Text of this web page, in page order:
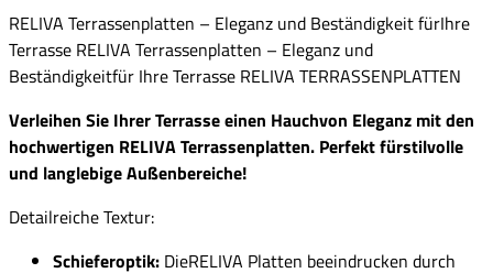
RELIVA Terrassenplatten – Eleganz und Beständigkeit fürIhre
Terrasse RELIVA Terrassenplatten – Eleganz und
Beständigkeitfür Ihre Terrasse RELIVA TERRASSENPLATTEN
Verleihen Sie Ihrer Terrasse einen Hauchvon Eleganz mit den
hochwertigen RELIVA Terrassenplatten. Perfekt fürstilvolle
und langlebige Außenbereiche!
Detailreiche Textur:
Schieferoptik: DieRELIVA Platten beeindrucken durch